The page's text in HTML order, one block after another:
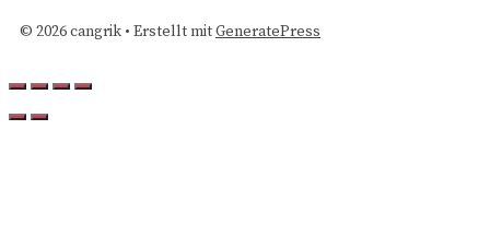
© 2026 cangrik • Erstellt mitGeneratePress